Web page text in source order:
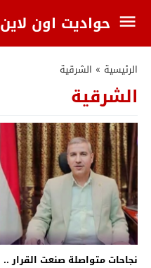
حواديت اون لاين
الرئيسية » الشرقية
الشرقية
نجاحات متواصلة صنعت القرار ..